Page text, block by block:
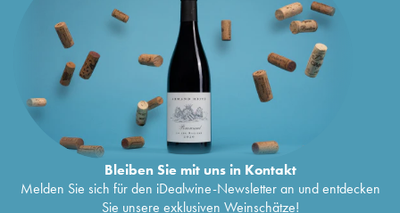
Bleiben Sie mit uns in Kontakt
Melden Sie sich für den iDealwine-Newsletter an und entdecken
Sie unsere exklusiven Weinschätze!